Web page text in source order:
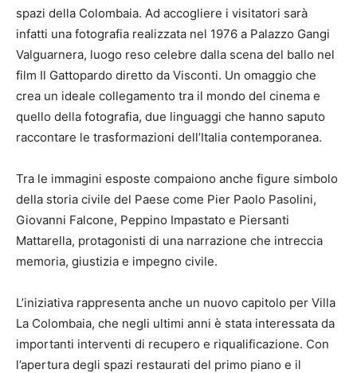
spazi della Colombaia. Ad accogliere i visitatori sarà
infatti una fotografia realizzata nel 1976 a Palazzo Gangi
Valguarnera, luogo reso celebre dalla scena del ballo nel
film Il Gattopardo diretto da Visconti. Un omaggio che
crea un ideale collegamento tra il mondo del cinema e
quello della fotografia, due linguaggi che hanno saputo
raccontare le trasformazioni dell’Italia contemporanea.
Tra le immagini esposte compaiono anche figure simbolo
della storia civile del Paese come Pier Paolo Pasolini,
Giovanni Falcone, Peppino Impastato e Piersanti
Mattarella, protagonisti di una narrazione che intreccia
memoria, giustizia e impegno civile.
L’iniziativa rappresenta anche un nuovo capitolo per Villa
La Colombaia, che negli ultimi anni è stata interessata da
importanti interventi di recupero e riqualificazione. Con
l’apertura degli spazi restaurati del primo piano e il